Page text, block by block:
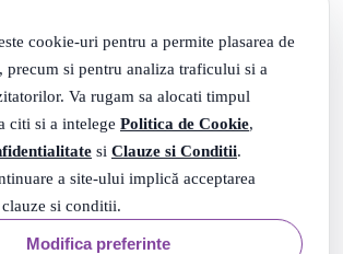
cookie-uri pentru a permite plasarea de
precum si pentru analiza traficului si a
Va rugam sa alocati timpul
citi si a intelege Politica de Cookie,
si Clauze si Conditii.
a site-ului implică acceptarea
si conditii.
Modifica preferinte
in primul rand, cu alerte instantanee
prin intermediul aplicatiei Apple Find My -
silentios
cautand telefonul. Doar cu o
suna, chiar si in modul silentios. Functia
aplicatia eufy Security.